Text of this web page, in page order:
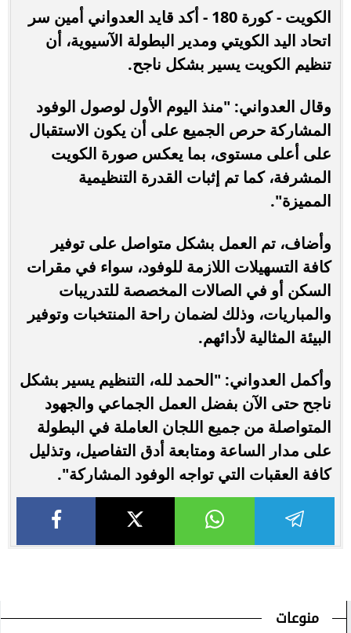
الكويت - كورة 180 - أكد قايد العدواني أمين سر
اتحاد اليد الكويتي ومدير البطولة اﻵسيوية، أن
تنظيم الكويت يسير بشكل ناجح.
وقال العدواني: "منذ اليوم الأول لوصول الوفود
المشاركة حرص الجميع على أن يكون الاستقبال
على أعلى مستوى، بما يعكس صورة الكويت
المشرفة، كما تم إثبات القدرة التنظيمية
المميزة".
وأضاف، تم العمل بشكل متواصل على توفير
كافة التسهيلات اللازمة للوفود، سواء في مقرات
السكن أو في الصالات المخصصة للتدريبات
والمباريات، وذلك لضمان راحة المنتخبات وتوفير
البيئة المثالية لأدائهم.
وأكمل العدواني: "الحمد لله، التنظيم يسير بشكل
ناجح حتى الآن بفضل العمل الجماعي والجهود
المتواصلة من جميع اللجان العاملة في البطولة
على مدار الساعة ومتابعة أدق التفاصيل، وتذليل
كافة العقبات التي تواجه الوفود المشاركة".
منوعات